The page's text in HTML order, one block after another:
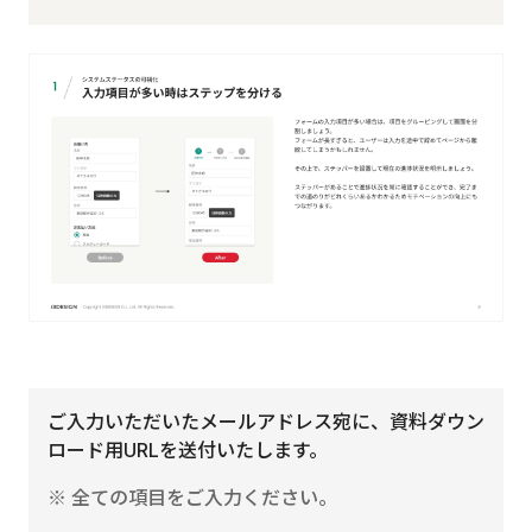
ご入力いただいたメールアドレス宛に、資料ダウン
ロード用URLを送付いたします。
※ 全ての項目をご入力ください。